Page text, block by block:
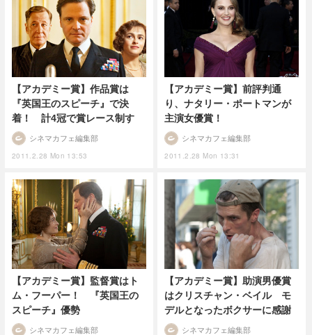
【アカデミー賞】作品賞は
『英国王のスピーチ』で決
着！ 計4冠で賞レース制す
2011.2.28 Mon 13:53
シネマカフェ編集部
【アカデミー賞】前評判通
り、ナタリー・ポートマンが
主演女優賞！
2011.2.28 Mon 13:31
シネマカフェ編集部
【アカデミー賞】監督賞はト
ム・フーパー！ 『英国王の
スピーチ』優勢
シネマカフェ編集部
【アカデミー賞】助演男優賞
はクリスチャン・ベイル モ
デルとなったボクサーに感謝
シネマカフェ編集部